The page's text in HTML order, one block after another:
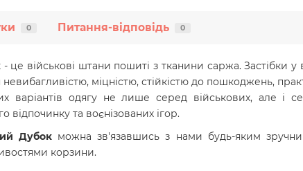
0 Питання-відповідь 0
- це військові штани пошиті з тканини саржа. Застібки у
міцністю, стійкістю до пошкоджень,
варіантів одягу не лише серед військових, але і
та воєнізованих ігор.
Дубок можна зв'язавшись з нами будь-яким
корзини.